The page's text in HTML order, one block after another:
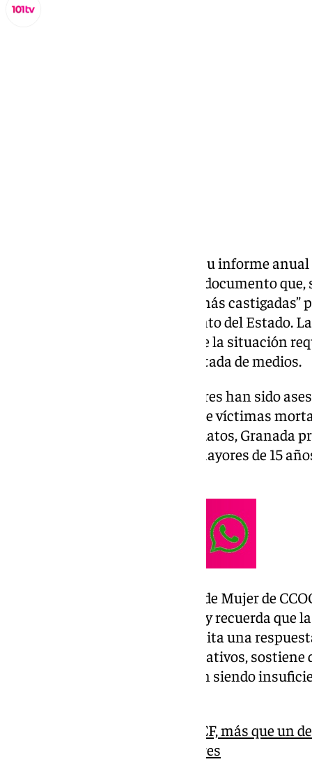
CCOO Granada ha presentado su informe
motivo del 25 de noviembre, un documento
situar a la provincia “entre las más
en Andalucía como en el conjunto del Estado.
“grave repunte” y advierte de que la situación
institucional más decidida y dotada de medios.
El informe recoge que dos mujeres han sido
2025, elevando a 44 el número de víctimas
parejas o exparejas. Con estos datos, Granada
asesinadas por cada 100.000 mayores de 15
Clara Castarnado, responsable de Mujer de
de “especialmente alarmantes” y recuerda que
problema estructural que necesita una
Aunque reconoce avances legislativos,
institucionales actuales “siguen siendo
El Granada CF vs Córdoba CF, más que un
la violencia hacia las mujeres